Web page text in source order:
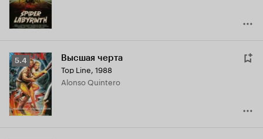
Рейтинг
Кинопоиска
5.4
5.4 Высшая черта
Top Line, 1988
Alonso Quintero